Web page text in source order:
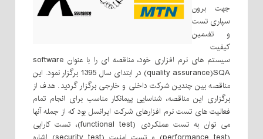
جهت برون
سپاری تست
و تضمین
کیفیت
سیستم های نرم افزاری خود، مناقصه ای را با عنوان software
quality assurance)SQA) در ابتدای سال 1395 برگزار نمود. این
مناقصه بین چندین شرکت داخلی و خارجی برگزار گردید. هدف از
برگزاری این مناقصه، شناسایی پیمانکار مناسب برای انجام تمام
فعالیت های تست نرم افزارهای شرکت ایرانسل بود که از جمله آنها
می توان به تست عملکردی (functional test)، تست کارایی